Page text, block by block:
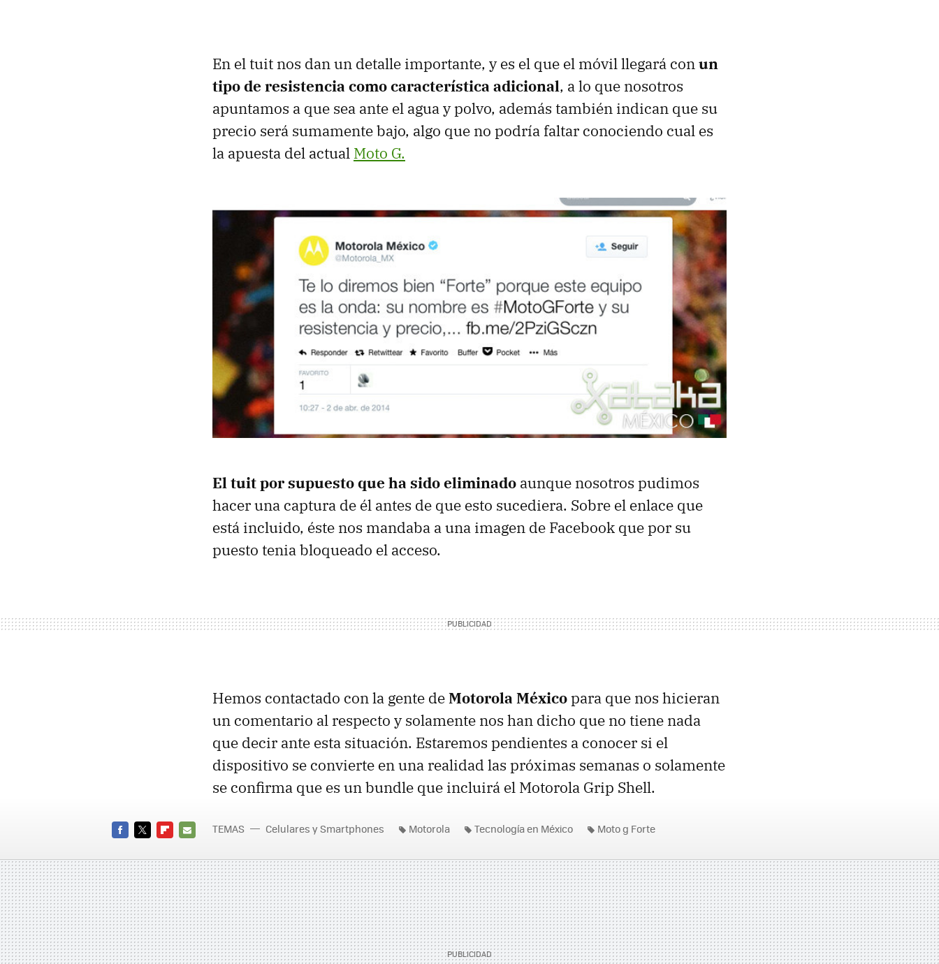
En el tuit nos dan un detalle importante, y es el que el móvil llegará conun
tipo de resistencia como característica adicional, a lo que nosotros
apuntamos a que sea ante el agua y polvo, además también indican que su
precio será sumamente bajo, algo que no podría faltar conociendo cual es
la apuesta del actual Moto G.
El tuit por supuesto que ha sido eliminado aunque nosotros pudimos
hacer una captura de él antes de que esto sucediera. Sobre el enlace que
está incluido, éste nos mandaba a una imagen de Facebook que por su
puesto tenia bloqueado el acceso.
Hemos contactado con la gente deMotorola Méxicopara que nos hicieran
un comentario al respecto y solamente nos han dicho que no tiene nada
que decir ante esta situación. Estaremos pendientes a conocer si el
dispositivo se convierte en una realidad las próximas semanas o solamente
se confirma que es un bundle que incluirá el Motorola Grip Shell.
MAIL
TEMAS Celulares y Smartphones Motorola Tecnología en México Moto g Forte